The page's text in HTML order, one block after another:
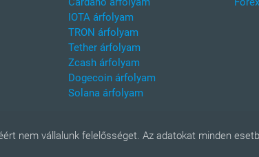
IOTA árfolyam
TRON árfolyam
Tether árfolyam
Zcash árfolyam
Dogecoin árfolyam
Solana árfolyam
nem vállalunk felelősséget. Az adatokat minden